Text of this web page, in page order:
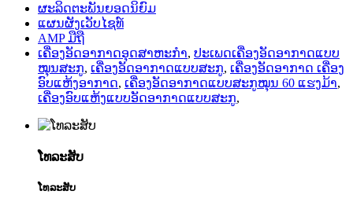
ຜະລິດຕະພັນຍອດນິຍົມ
ແຜນຜັງເວັບໄຊທ໌
AMP ມືຖື
ເຄື່ອງອັດອາກາດອຸດສາຫະກຳ, ປະເພດເຄື່ອງອັດອາກາດແບບ
ໝຸນສະກູ, ເຄື່ອງອັດອາກາດແບບສະກູ, ເຄື່ອງອັດອາກາດ ເຄື່ອງ
ອົບແຫ້ງອາກາດ, ເຄື່ອງອັດອາກາດແບບສະກູໝຸນ 60 ແຮງມ້າ,
ເຄື່ອງອົບແຫ້ງແບບອັດອາກາດແບບສະກູ,
ໂທລະສັບ
ໂທລະສັບ